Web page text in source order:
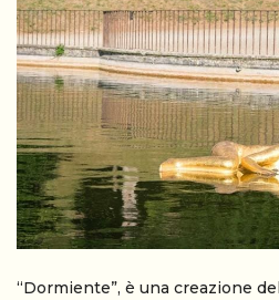
“Dormiente”, è una creazione